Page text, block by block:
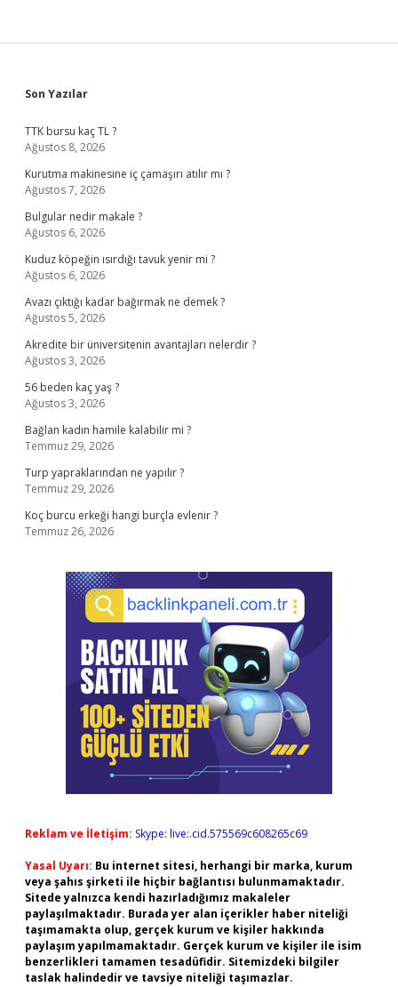
Sidebar
Son Yazılar
TTK bursu kaç TL ?
Ağustos 8, 2026
Kurutma makinesine iç çamaşırı atılır mı ?
Ağustos 7, 2026
Bulgular nedir makale ?
Ağustos 6, 2026
Kuduz köpeğin ısırdığı tavuk yenir mi ?
Ağustos 6, 2026
Avazı çıktığı kadar bağırmak ne demek ?
Ağustos 5, 2026
Akredite bir üniversitenin avantajları nelerdir ?
Ağustos 3, 2026
56 beden kaç yaş ?
Ağustos 3, 2026
Bağlan kadın hamile kalabilir mi ?
Temmuz 29, 2026
Turp yapraklarından ne yapılır ?
Temmuz 29, 2026
Koç burcu erkeği hangi burçla evlenir ?
Temmuz 26, 2026
Reklam ve İletişim: Skype: live:.cid.575569c608265c69
Yasal Uyarı: Bu internet sitesi, herhangi bir marka, kurum
veya şahıs şirketi ile hiçbir bağlantısı bulunmamaktadır.
Sitede yalnızca kendi hazırladığımız makaleler
paylaşılmaktadır. Burada yer alan içerikler haber niteliği
taşımamakta olup, gerçek kurum ve kişiler hakkında
paylaşım yapılmamaktadır. Gerçek kurum ve kişiler ile isim
benzerlikleri tamamen tesadüfidir. Sitemizdeki bilgiler
taslak halindedir ve tavsiye niteliği taşımazlar.